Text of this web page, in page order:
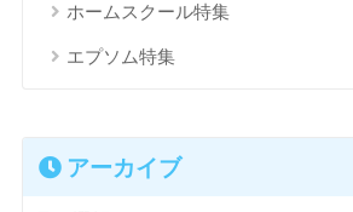
ホームスクール特集
エプソム特集
アーカイブ